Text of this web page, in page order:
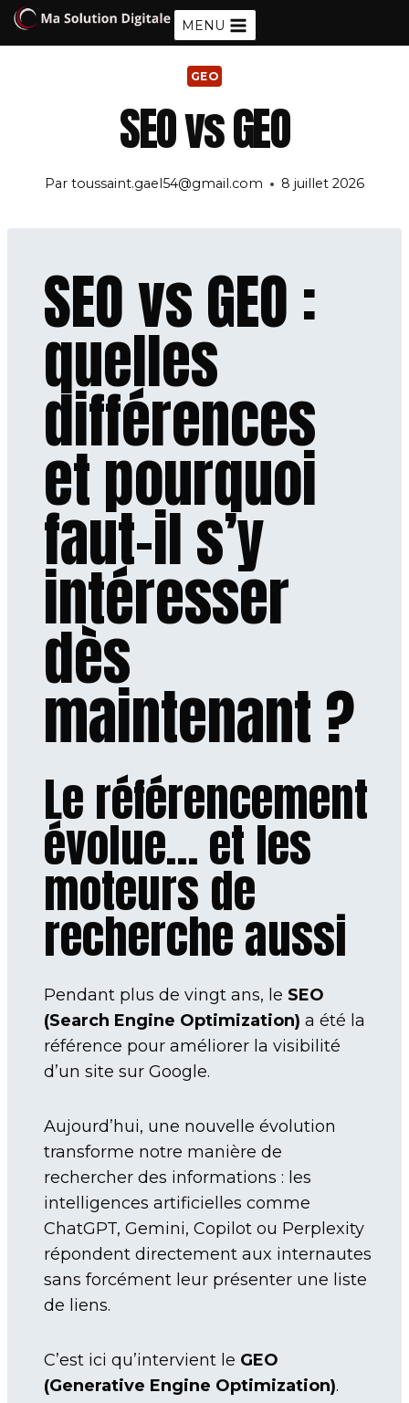
Aller
MENU
GEO
SEO vs GEO
Par toussaint.gael54@gmail.com 8 juillet 2026
SEO vs GEO :
quelles
différences
et pourquoi
faut-il s’y
intéresser
dès
maintenant ?
Le référencement
évolue… et les
moteurs de
recherche aussi
Pendant plus de vingt ans, le SEO
(Search Engine Optimization) a été la
référence pour améliorer la visibilité
d’un site sur Google.
Aujourd’hui, une nouvelle évolution
transforme notre manière de
rechercher des informations : les
intelligences artificielles comme
ChatGPT, Gemini, Copilot ou Perplexity
répondent directement aux internautes
sans forcément leur présenter une liste
de liens.
C’est ici qu’intervient le GEO
(Generative Engine Optimization).